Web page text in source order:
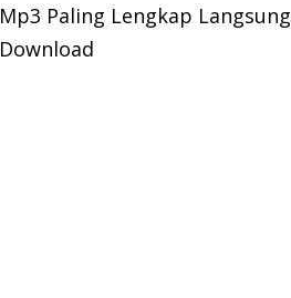
Mp3 Paling Lengkap Langsung
Download